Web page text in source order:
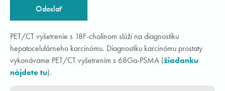
Odoslať
PET/CT vyšetrenie s 18F-cholínom slúži na diagnostiku
hepatocelulárneho karcinómu. Diagnostiku karcinómu prostaty
vykonávame PET/CT vyšetrením s 68Ga-PSMA (žiadanku
nájdete tu).